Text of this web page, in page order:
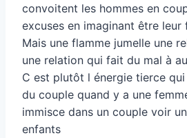
convoitent les hommes en
excuses en imaginant être leur
Mais une flamme jumelle une
une relation qui fait du mal à
C est plutôt l énergie tierce
du couple quand y a une
immisce dans un couple voir
enfants